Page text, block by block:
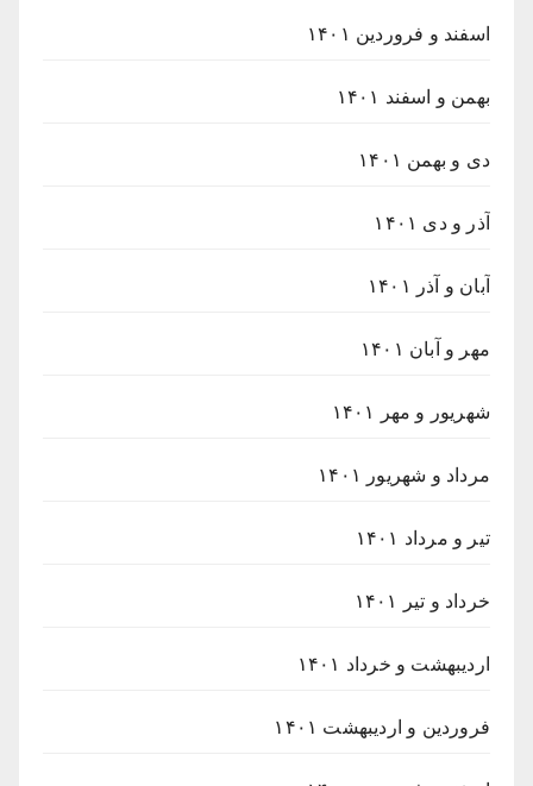
اسفند و فروردین ۱۴۰۱
بهمن و اسفند ۱۴۰۱
دی و بهمن ۱۴۰۱
آذر و دی ۱۴۰۱
آبان و آذر ۱۴۰۱
مهر و آبان ۱۴۰۱
شهریور و مهر ۱۴۰۱
مرداد و شهریور ۱۴۰۱
تیر و مرداد ۱۴۰۱
خرداد و تیر ۱۴۰۱
اردیبهشت و خرداد ۱۴۰۱
فروردین و اردیبهشت ۱۴۰۱